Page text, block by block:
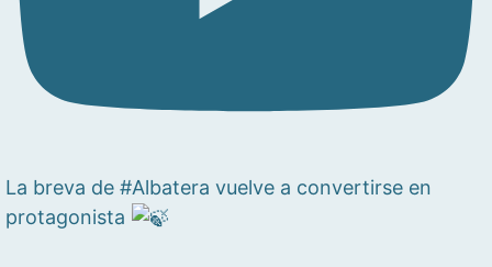
La breva de #Albatera vuelve a convertirse en
protagonista